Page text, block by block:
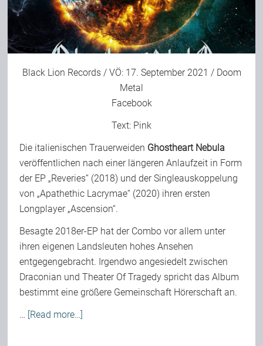
Bild-Archiv
Alles andere
Backstage
Kontakt
Team
Join Us
Black Lion Records / VÖ: 17. September 2021 / Doom
Metal
Facebook
Text: Pink
Die italienischen Trauerweiden Ghostheart Nebula
veröffentlichen nach einer längeren Anlaufzeit in Form
der EP „Reveries“ (2018) und der Singleauskoppelung
von „Apathethic Lacrymae“ (2020) ihren ersten
Longplayer „Ascension“.
Besagte 2018er-EP hat der Combo vor allem unter
ihren eigenen Landsleuten hohes Ansehen
entgegengebracht. Irgendwo angesiedelt zwischen
Draconian und Theater Of Tragedy spricht das Album
bestimmt eine größere Gemeinschaft Hörerschaft an.
… [Read more…]